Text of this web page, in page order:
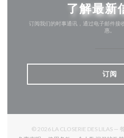
了解最新
订阅我们的时事通讯，通过电子邮件接
惠。
订阅
© 2026 LA CLOSERIE DES LILAS —